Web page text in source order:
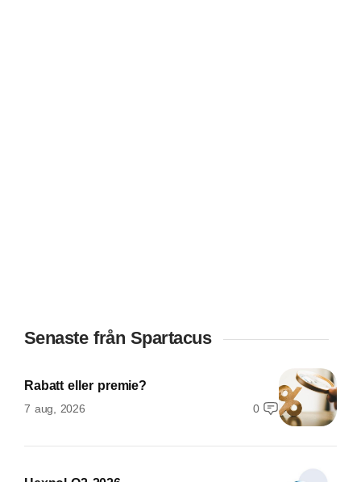
Senaste från Spartacus
Rabatt eller premie?
7 aug, 2026 0